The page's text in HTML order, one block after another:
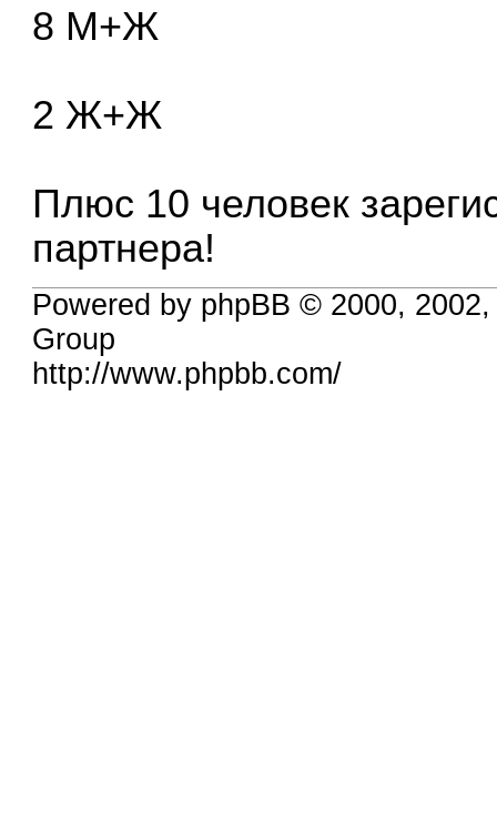
8 М+Ж
2 Ж+Ж
Плюс 10 человек
партнера!
Powered by phpBB © 2000,
Group
http://www.phpbb.com/